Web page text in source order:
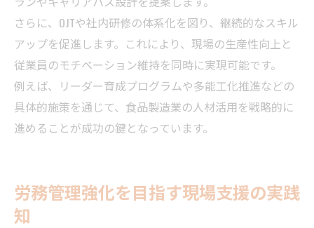
さらに、OJTや社内研修の体系化を図り、継続的なスキル
アップを促進します。これにより、現場の生産性向上と
従業員のモチベーション維持を同時に実現可能です。
例えば、リーダー育成プログラムや多能工化推進などの
具体的施策を通じて、食品製造業の人材活用を戦略的に
進めることが成功の鍵となっています。
労務管理強化を目指す現場支援の実践
知